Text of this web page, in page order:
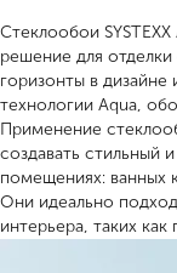
Стеклообои
решение для
горизонты в дизайне
технологии Aqua,
Применение
создавать стильный
помещениях: ванных
Они идеально
интерьера, таких